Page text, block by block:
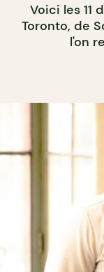
Voici les 11
Toronto, de
l'on